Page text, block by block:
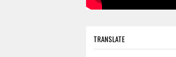
TRANSLATE